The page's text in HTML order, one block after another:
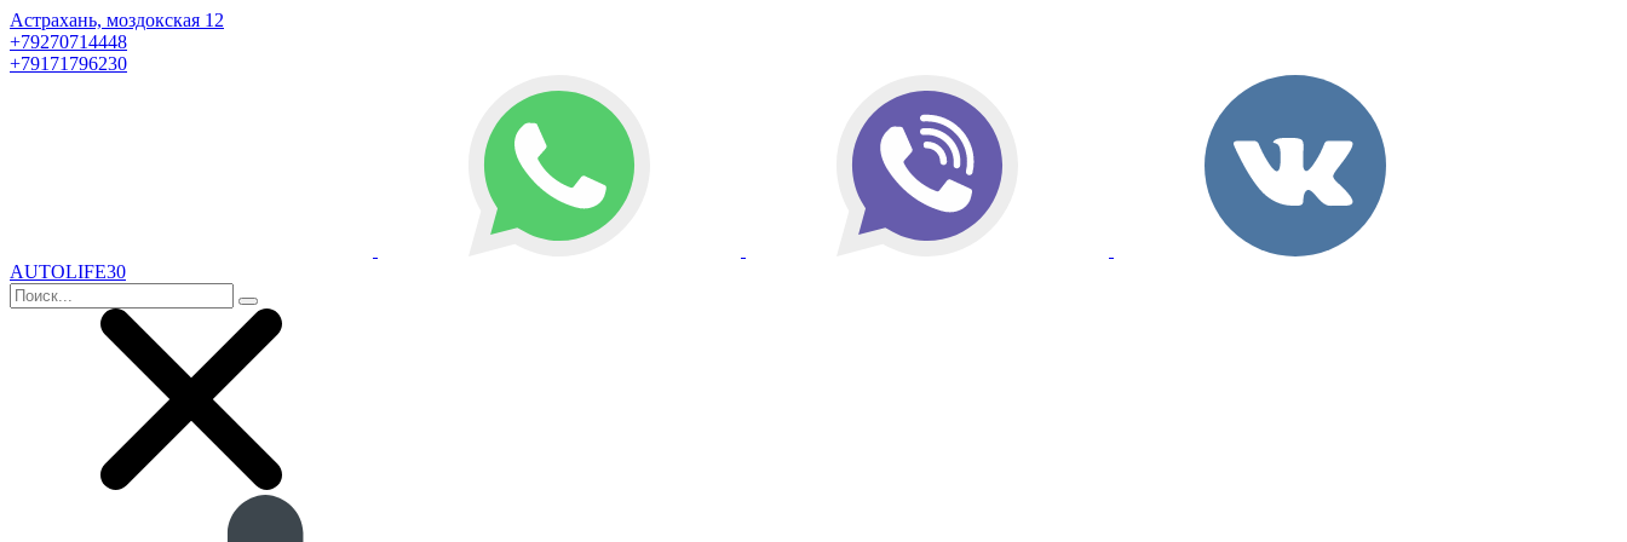
Астрахань, моздокская 12
+79270714448
+79171796230
AUTOLIFE30